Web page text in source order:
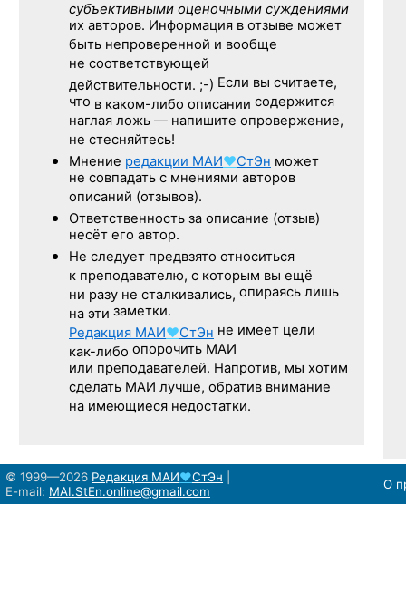
субъективными оценочными суждениями
их авторов. Информация в отзыве может
быть непроверенной и вообще
не соответствующей
действительности. ;-) Если вы считаете,
что в каком-либо описании содержится
наглая ложь — напишите опровержение,
не стесняйтесь!
Мнение редакции МАИ♥СтЭн может
не совпадать с мнениями авторов
описаний (отзывов).
Ответственность за описание (отзыв)
несёт его автор.
Не следует предвзято относиться
к преподавателю, с которым вы ещё
ни разу не сталкивались, опираясь лишь
на эти заметки.
Редакция МАИ♥СтЭн не имеет цели
как-либо опорочить МАИ
или преподавателей. Напротив, мы хотим
сделать МАИ лучше, обратив внимание
на имеющиеся недостатки.
© 1999—2026 Редакция МАИ♥СтЭн
E-mail: MAI.StEn.online@gmail.com О